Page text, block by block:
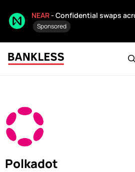
NEAR- Confidential swaps
Sponsored
Polkadot